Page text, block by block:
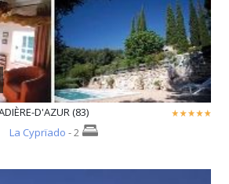
D'AZUR (83)
La Cyprïado - 2